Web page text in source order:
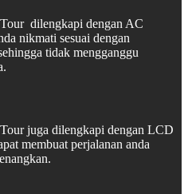
dilengkapi dengan AC
nikmati sesuai dengan
tidak mengganggu
juga dilengkapi dengan LCD
membuat perjalanan anda